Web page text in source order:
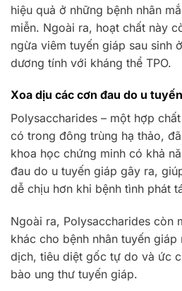
hiệu quả ở những bệnh nhân
miễn. Ngoài ra, hoạt chất này
ngừa viêm tuyến giáp sau sinh
dương tính với kháng thể TPO.
Xoa dịu các cơn đau do u
Polysaccharides – một hợp
có trong đông trùng hạ thảo,
khoa học chứng minh có khả
đau do u tuyến giáp gây ra,
dễ chịu hơn khi bệnh tình phát
Ngoài ra, Polysaccharides còn
khác cho bệnh nhân tuyến
dịch, tiêu diệt gốc tự do và ức
bào ung thư tuyến giáp.